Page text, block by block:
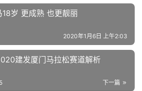
岁 更成熟 也更靓丽
2020年1月6日 上午2:03
建发厦门马拉松赛道解析
下一篇